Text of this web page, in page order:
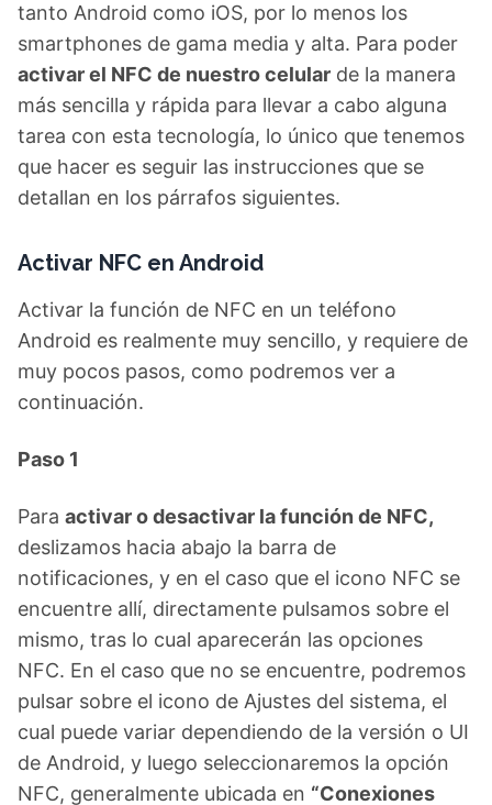
tanto Android como iOS, por lo menos los
smartphones de gama media y alta. Para poder
activar el NFC de nuestro celular de la manera
más sencilla y rápida para llevar a cabo alguna
tarea con esta tecnología, lo único que tenemos
que hacer es seguir las instrucciones que se
detallan en los párrafos siguientes.
Activar NFC en Android
Activar la función de NFC en un teléfono
Android es realmente muy sencillo, y requiere de
muy pocos pasos, como podremos ver a
continuación.
Paso 1
Para activar o desactivar la función de NFC,
deslizamos hacia abajo la barra de
notificaciones, y en el caso que el icono NFC se
encuentre allí, directamente pulsamos sobre el
mismo, tras lo cual aparecerán las opciones
NFC. En el caso que no se encuentre, podremos
pulsar sobre el icono de Ajustes del sistema, el
cual puede variar dependiendo de la versión o UI
de Android, y luego seleccionaremos la opción
NFC, generalmente ubicada en “Conexiones